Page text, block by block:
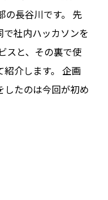
の長谷川です。 先
社内ハッカソンを
スと、その裏で使
介します。 企画
たのは今回が初め